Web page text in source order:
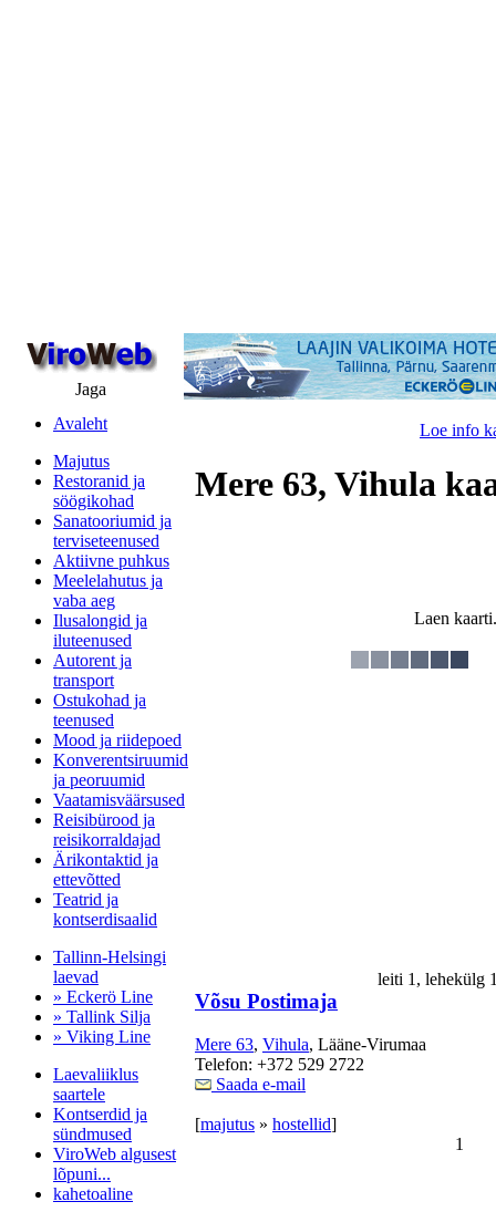
Jaga
Avaleht
Majutus
Restoranid ja
söögikohad
Sanatooriumid ja
terviseteenused
Aktiivne puhkus
Meelelahutus ja
vaba aeg
Ilusalongid ja
iluteenused
Autorent ja
transport
Ostukohad ja
teenused
Mood ja riidepoed
Konverentsiruumid
ja peoruumid
Vaatamisväärsused
Reisibürood ja
reisikorraldajad
Ärikontaktid ja
ettevõtted
Teatrid ja
kontserdisaalid
Tallinn-Helsingi
laevad
» Eckerö Line
» Tallink Silja
» Viking Line
Laevaliiklus
saartele
Kontserdid ja
sündmused
ViroWeb algusest
lõpuni...
kahetoaline
Loe info
Mere 63, Vihula
Laen
leiti 1,
Võsu Postimaja
Mere 63, Vihula, Lääne-Virumaa
Telefon: +372 529 2722
Saada e-mail
[majutus » hostellid]
1